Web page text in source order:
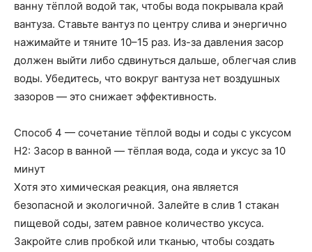
ванну тёплой водой так, чтобы вода покрывала край
вантуза. Ставьте вантуз по центру слива и энергично
нажимайте и тяните 10–15 раз. Из-за давления засор
должен выйти либо сдвинуться дальше, облегчая слив
воды. Убедитесь, что вокруг вантуза нет воздушных
зазоров — это снижает эффективность.
Способ 4 — сочетание тёплой воды и соды с уксусом
H2: Засор в ванной — тёплая вода, сода и уксус за 10
минут
Хотя это химическая реакция, она является
безопасной и экологичной. Залейте в слив 1 стакан
пищевой соды, затем равное количество уксуса.
Закройте слив пробкой или тканью, чтобы создать